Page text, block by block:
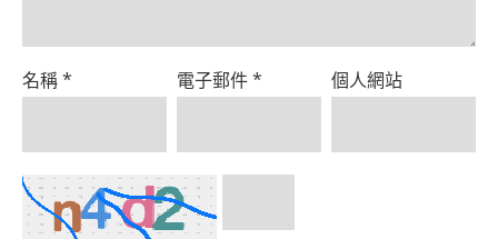
名稱* 電子郵件* 個人網站